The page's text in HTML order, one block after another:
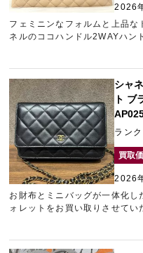
2026
フェミニンなフォルムと上品な
ネルのココハンドル2WAYハン
ョルダーとしてもハンドバッ
ない、お店に行く時間がないと
ド品を売却できる、ギャラリー
ビスがおすすめです。
シャ
ト ブ
ラン
買取
2026
お財布とミニバッグが一体化し
ォレットをお買い取りさせて
けができる実用性と、圧倒的